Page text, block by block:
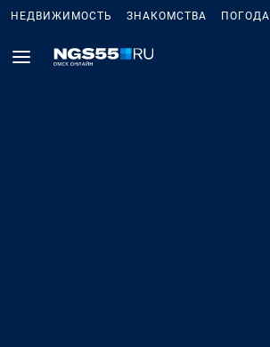
НЕДВИЖИМОСТЬ ЗНАКОМСТВА ПОГОДА